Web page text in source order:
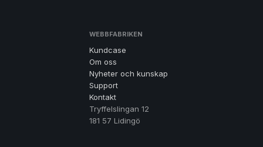
WEBBFABRIKEN
Kundcase
Om oss
Nyheter och kunskap
Support
Kontakt
Tryffelslingan 12
181 57 Lidingö